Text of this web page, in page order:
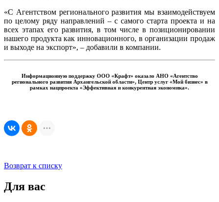
«С Агентством регионального развития мы взаимодействуем
по целому ряду направлений – с самого старта проекта и на
всех этапах его развития, в том числе в позиционировании
нашего продукта как инновационного, в организации продаж
и выходе на экспорт», – добавили в компании.
Информационную поддержку ООО «Крафт» оказало АНО «Агентство
регионального развития Архангельской области», Центр услуг «Мой бизнес» в
рамках нацпроекта «Эффективная и конкурентная экономика».
Возврат к списку
Для вас